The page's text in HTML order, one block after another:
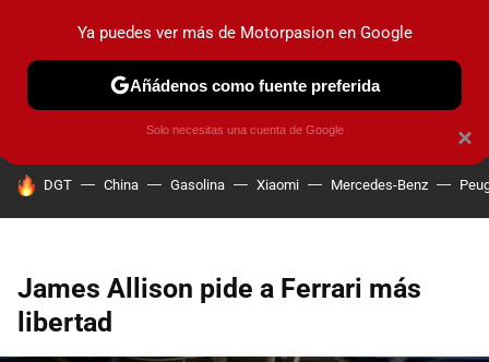
PRUEBAS COCHES ELÉCTRICOS OBSERVATORIO
HOY SE HABLA DE
DGT China Gasolina Xiaomi Mercedes-Benz
James Allison pide a Ferrari más
libertad
×
Ya puedes ver más de Motorpasion en Google
Añádenos como fuente preferida
Solo necesitas una cuenta de Google